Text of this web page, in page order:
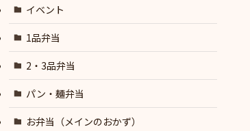
イベント
1品弁当
2・3品弁当
パン・麺弁当
お弁当（メインのおかず）